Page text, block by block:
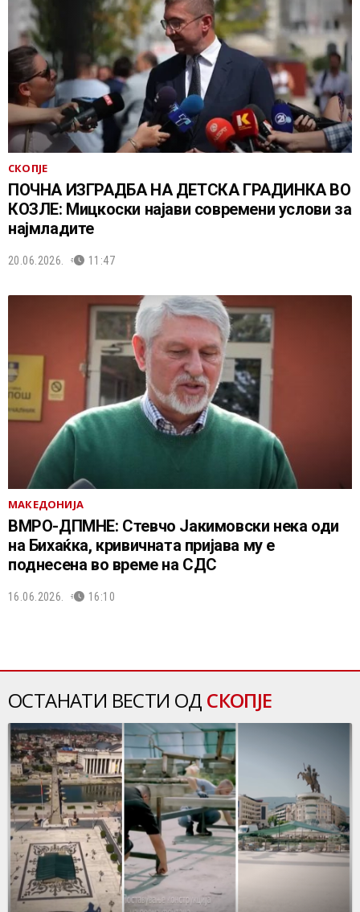
СКОПЈЕ
ПОЧНА ИЗГРАДБА НА ДЕТСКА ГРАДИНКА ВО
КОЗЛЕ: Мицкоски најави современи услови за
најмладите
20.06.2026. 11:47
МАКЕДОНИЈА
ВМРО-ДПМНЕ: Стевчо Јакимовски нека оди
на Бихаќка, кривичната пријава му е
поднесена во време на СДС
16.06.2026. 16:10
ОСТАНАТИ ВЕСТИ ОД СКОПЈЕ